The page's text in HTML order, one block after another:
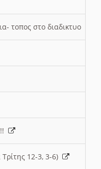
τοπος στο διαδικτυο
12-3, 3-6)